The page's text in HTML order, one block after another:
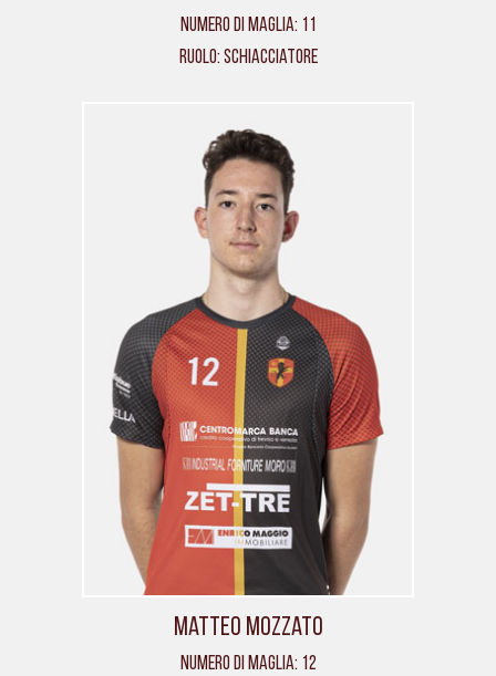
Numero di maglia: 11
Ruolo: Schiacciatore
Matteo Mozzato
Numero di maglia: 12